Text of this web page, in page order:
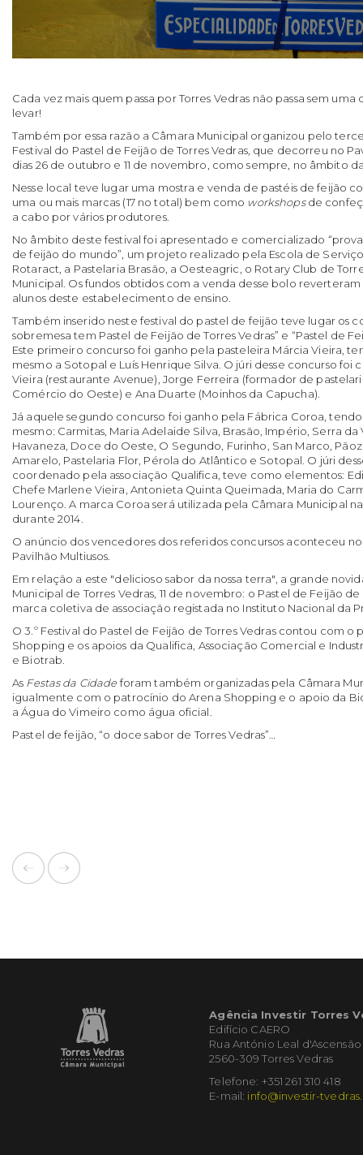
Cada vez mais quem passa por Torres Vedras não passa sem
levar!
Também por essa razão a Câmara Municipal organizou pelo
Festival do Pastel de Feijão de Torres Vedras, que decorreu no
dias 26 de outubro e 11 de novembro, como sempre, no âmbito
Nesse local teve lugar uma mostra e venda de pastéis de feijão
uma ou mais marcas (17 no total) bem como workshopsde
a cabo por vários produtores.
No âmbito deste festival foi apresentado e comercializado
de feijão do mundo”, um projeto realizado pela Escola de
Rotaract, a Pastelaria Brasão, a Oesteagric, o Rotary Club de
Municipal. Os fundos obtidos com a venda desse bolo
alunos deste estabelecimento de ensino.
Também inserido neste festival do pastel de feijão teve lugar os
sobremesa tem Pastel de Feijão de Torres Vedras” e “Pastel de
Este primeiro concurso foi ganho pela pasteleira Márcia Vieira,
mesmo a Sotopal e Luís Henrique Silva. O júri desse concurso foi
Vieira (restaurante Avenue), Jorge Ferreira (formador de
Comércio do Oeste) e Ana Duarte (Moinhos da Capucha).
Já aquele segundo concurso foi ganho pela Fábrica Coroa,
mesmo: Carmitas, Maria Adelaide Silva, Brasão, Império, Serra da
Havaneza, Doce do Oeste, O Segundo, Furinho, San Marco,
Amarelo, Pastelaria Flor, Pérola do Atlântico e Sotopal. O júri
coordenado pela associação Qualifica, teve como elementos:
Chefe Marlene Vieira, Antonieta Quinta Queimada, Maria do
Lourenço. A marca Coroa será utilizada pela Câmara Municipal
durante 2014.
O anúncio dos vencedores dos referidos concursos aconteceu
Pavilhão Multiusos.
Em relação a este "delicioso sabor da nossa terra", a grande
Municipal de Torres Vedras, 11 de novembro: o Pastel de Feijão de
marca coletiva de associação registada no Instituto Nacional da
O 3.º Festival do Pastel de Feijão de Torres Vedras contou com
Shopping e os apoios da Qualifica, Associação Comercial e
e Biotrab.
As Festas da Cidade foram também organizadas pela Câmara
igualmente com o patrocínio do Arena Shopping e o apoio da
a Água do Vimeiro como água oficial.
Pastel de feijão, “o doce sabor de Torres Vedras”…
Agência Investir Torres
Edifício CAERO
Rua António Leal d'Ascensão
2560-309 Torres Vedras
Telefone: +351 261 310 418
E-mail: info@investir-